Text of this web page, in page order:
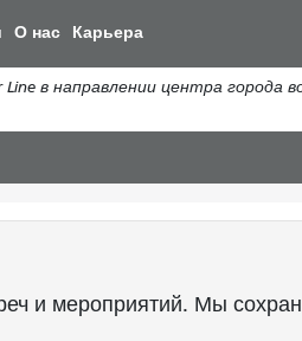
к
общему
содержанию
О нас Карьера
направлении центра города
и мероприятий. Мы